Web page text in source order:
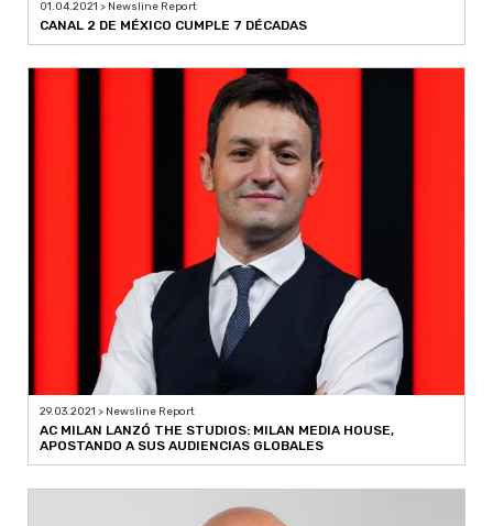
01.04.2021 > Newsline Report
CANAL 2 DE MÉXICO CUMPLE 7 DÉCADAS
29.03.2021 > Newsline Report
AC MILAN LANZÓ THE STUDIOS: MILAN MEDIA HOUSE,
APOSTANDO A SUS AUDIENCIAS GLOBALES